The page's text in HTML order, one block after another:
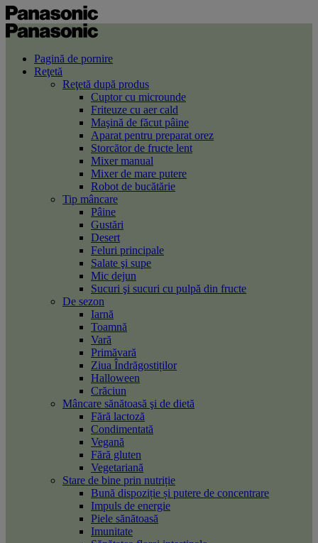
Pagină de pornire
Reţetă
Reţetă după produs
Cuptor cu microunde
Friteuze cu aer cald
Maşină de făcut pâine
Aparat pentru preparat orez
Storcător de fructe lent
Mixer manual
Mixer de mare putere
Robot de bucătărie
Tip mâncare
Pâine
Gustări
Desert
Feluri principale
Salate şi supe
Mic dejun
Sucuri şi sucuri cu pulpă din fructe
De sezon
Iarnă
Toamnă
Vară
Primăvară
Ziua Îndrăgostiților
Halloween
Crăciun
Mâncare sănătoasă şi de dietă
Fără lactoză
Condimentată
Vegană
Fără gluten
Vegetariană
Stare de bine prin nutriție
Bună dispoziție și putere de concentrare
Impuls de energie
Piele sănătoasă
Imunitate